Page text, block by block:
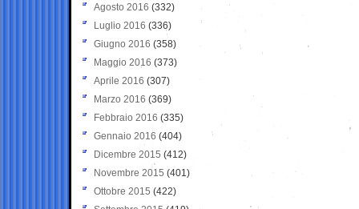
Agosto 2016 (332)
Luglio 2016 (336)
Giugno 2016 (358)
Maggio 2016 (373)
Aprile 2016 (307)
Marzo 2016 (369)
Febbraio 2016 (335)
Gennaio 2016 (404)
Dicembre 2015 (412)
Novembre 2015 (401)
Ottobre 2015 (422)